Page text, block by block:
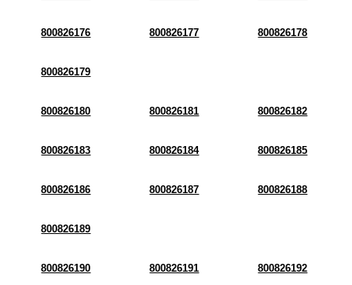
800826176 800826177 800826178
800826179
800826180 800826181 800826182
800826183 800826184 800826185
800826186 800826187 800826188
800826189
800826190 800826191 800826192